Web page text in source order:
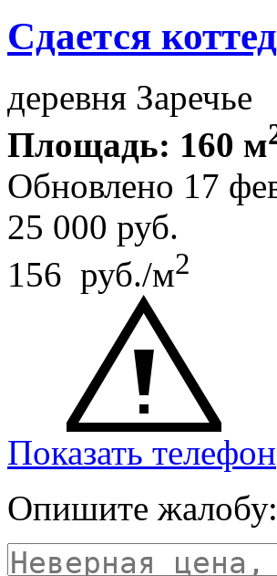
Сдается
деревня Заречье
Площадь: 160 м
Обновлено 17
25 000 руб.
156 руб./м2
Показать телефон
Опишите жалобу: